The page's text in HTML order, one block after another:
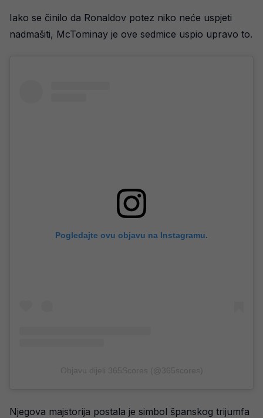
Iako se činilo da Ronaldov potez niko neće uspjeti
nadmašiti, McTominay je ove sedmice uspio upravo to.
Pogledajte ovu objavu na Instagramu.
Njegova majstorija postala je simbol španskog trijumfa